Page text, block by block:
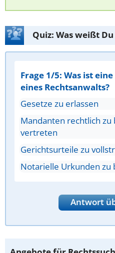
Quiz: Was weißt
Frage 1/5: Was ist
eines Rechtsanwalts?
Gesetze zu erlassen
Mandanten rechtlich zu
vertreten
Gerichtsurteile zu
Notarielle Urkunden zu
Antwort